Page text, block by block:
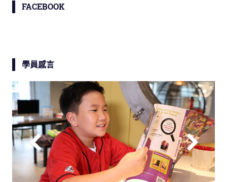
FACEBOOK
學員感言